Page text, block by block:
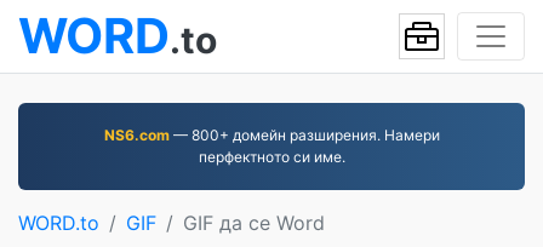
WORD.to
NS6.com— 800+ домейн разширения. Намери
перфектното си име.
WORD.to GIF GIF да се Word